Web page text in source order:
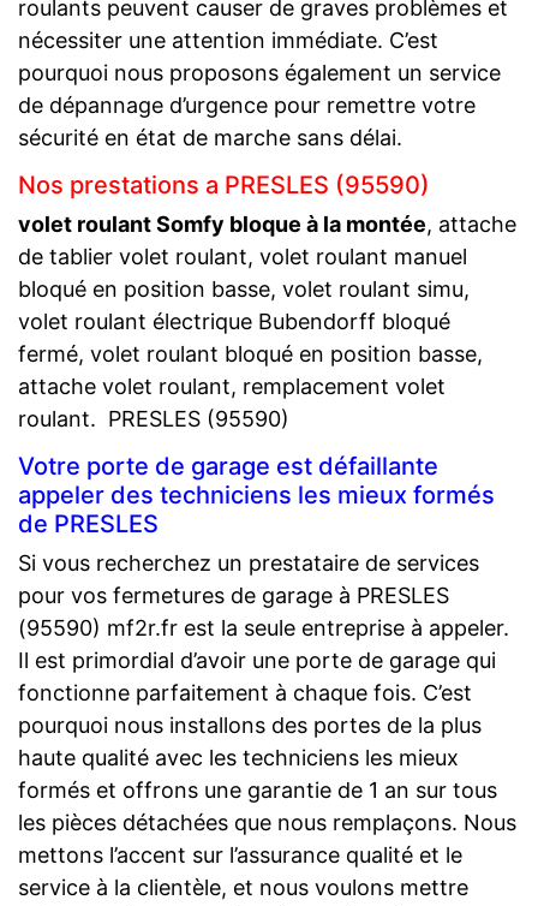
roulants peuvent causer de graves problèmes et
nécessiter une attention immédiate. C’est
pourquoi nous proposons également un service
de dépannage d’urgence pour remettre votre
sécurité en état de marche sans délai.
Nos prestations a PRESLES (95590)
volet roulant Somfy bloque à la montée, attache
de tablier volet roulant, volet roulant manuel
bloqué en position basse, volet roulant simu,
volet roulant électrique Bubendorff bloqué
fermé, volet roulant bloqué en position basse,
attache volet roulant, remplacement volet
roulant. PRESLES (95590)
Votre porte de garage est défaillante
appeler des techniciens les mieux formés
de PRESLES
Si vous recherchez un prestataire de services
pour vos fermetures de garage à PRESLES
(95590) mf2r.fr est la seule entreprise à appeler.
Il est primordial d’avoir une porte de garage qui
fonctionne parfaitement à chaque fois. C’est
pourquoi nous installons des portes de la plus
haute qualité avec les techniciens les mieux
formés et offrons une garantie de 1 an sur tous
les pièces détachées que nous remplaçons. Nous
mettons l’accent sur l’assurance qualité et le
service à la clientèle, et nous voulons mettre